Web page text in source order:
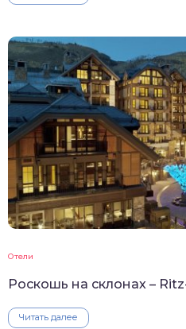
Отели
Роскошь на склонах –
Читать далее